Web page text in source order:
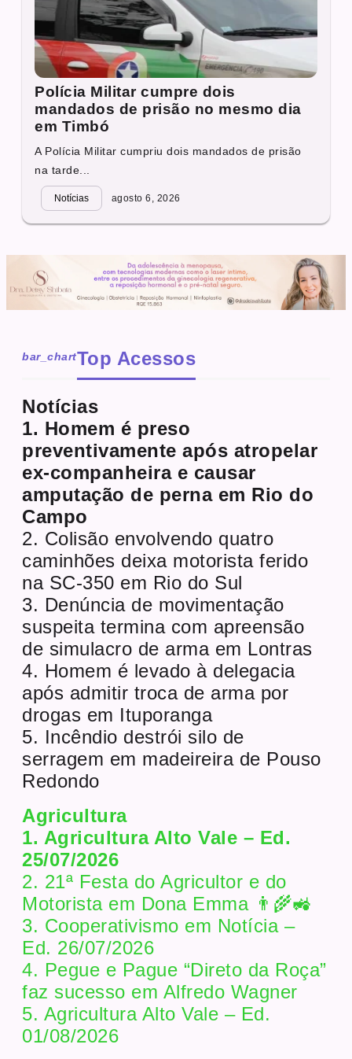
Polícia Militar cumpre dois
mandados de prisão no mesmo dia
em Timbó
A Polícia Militar cumpriu dois mandados de prisão
na tarde...
Notícias agosto 6, 2026
bar_chartTop Acessos
Notícias
1. Homem é preso
preventivamente após atropelar
ex-companheira e causar
amputação de perna em Rio do
Campo
2. Colisão envolvendo quatro
caminhões deixa motorista ferido
na SC-350 em Rio do Sul
3. Denúncia de movimentação
suspeita termina com apreensão
de simulacro de arma em Lontras
4. Homem é levado à delegacia
após admitir troca de arma por
drogas em Ituporanga
5. Incêndio destrói silo de
serragem em madeireira de Pouso
Redondo
Agricultura
1. Agricultura Alto Vale – Ed.
25/07/2026
2. 21ª Festa do Agricultor e do
Motorista em Dona Emma 👨‍🌾🚜
3. Cooperativismo em Notícia –
Ed. 26/07/2026
4. Pegue e Pague “Direto da Roça”
faz sucesso em Alfredo Wagner
5. Agricultura Alto Vale – Ed.
01/08/2026